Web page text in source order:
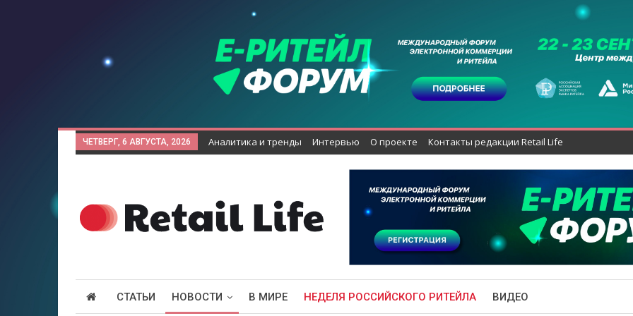
ЧЕТВЕРГ, 6 АВГУСТА, 2026 Аналитика и тренды Интервью О проекте Контакты редакции Retail Life
СТАТЬИ НОВОСТИ В МИРЕ НЕДЕЛЯ РОССИЙСКОГО РИТЕЙЛА ВИДЕО